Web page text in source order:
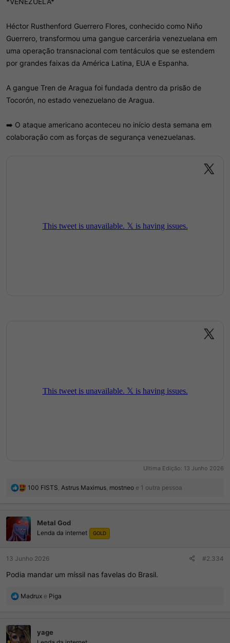
Héctor Rusthenford Guerrero Flores, conhecido como Niño
Guerrero, transformou uma gangue carcerária venezuelana em
uma operação transnacional com tentáculos que se estendem
por grandes faixas da América Latina, EUA e Espanha.
A gangue Tren de Aragua foi fundada dentro da prisão de
Tocorón, no estado venezuelano de Aragua.
➡️ O ataque americano aconteceu no início desta semana em
colaboração com as forças de segurança venezuelanas.
Ultima Edição: 13 Junho 2026
R
õ
e
s
100 FISTS Astrus Maximus mostneo e 1 outra pessoa
Metal God
Lenda da internet GOLD
13 Junho 2026 #2.334
Podia mandar um míssil nas favelas do Brasil.
R
õ
e
Madrux e Piga
yage